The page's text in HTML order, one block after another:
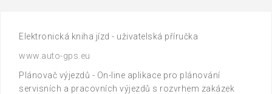
Elektronická kniha jízd - uživatelská příručka
www.auto-gps.eu
Plánovač výjezdů - On-line aplikace pro plánování
servisních a pracovních výjezdů s rozvrhem zakázek